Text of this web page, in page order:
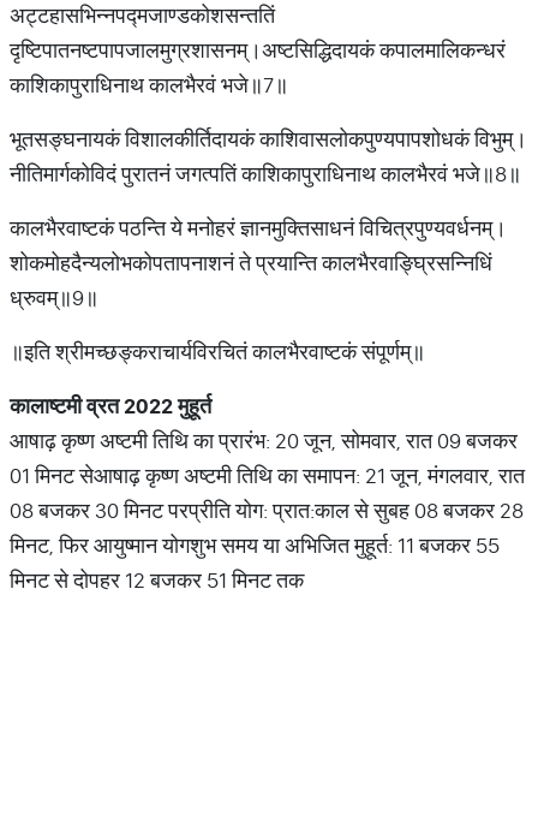
अट्टहासभिन्नपद्मजाण्डकोशसन्ततिं
दृष्टिपातनष्टपापजालमुग्रशासनम्।अष्टसिद्धिदायकं कपालमालिकन्धरं
काशिकापुराधिनाथ कालभैरवं भजे॥7॥
भूतसङ्घनायकं विशालकीर्तिदायकं काशिवासलोकपुण्यपापशोधकं विभुम्।
नीतिमार्गकोविदं पुरातनं जगत्पतिं काशिकापुराधिनाथ कालभैरवं भजे॥8॥
कालभैरवाष्टकं पठन्ति ये मनोहरं ज्ञानमुक्तिसाधनं विचित्रपुण्यवर्धनम्।
शोकमोहदैन्यलोभकोपतापनाशनं ते प्रयान्ति कालभैरवाङ्घ्रिसन्निधिं
ध्रुवम्॥9॥
॥इति श्रीमच्छङ्कराचार्यविरचितं कालभैरवाष्टकं संपूर्णम्॥
कालाष्टमी व्रत2022मुहूर्त
आषाढ़ कृष्ण अष्टमी तिथि का प्रारंभ: 20 जून, सोमवार, रात 09 बजकर
01 मिनट सेआषाढ़ कृष्ण अष्टमी तिथि का समापन: 21 जून, मंगलवार, रात
08 बजकर 30 मिनट परप्रीति योग: प्रात:काल से सुबह 08 बजकर 28
मिनट, फिर आयुष्मान योगशुभ समय या अभिजित मुहूर्त: 11 बजकर 55
मिनट से दोपहर 12 बजकर 51 मिनट तक